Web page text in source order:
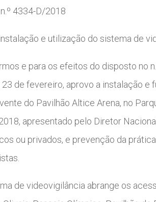
n.º 4334-D/2018
e utilização do sistema de
e para os efeitos do disposto no
de fevereiro, aprovo a instalação
do Pavilhão Altice Arena, no
apresentado pelo Diretor
ou privados, e prevenção da
de videovigilância abrange os